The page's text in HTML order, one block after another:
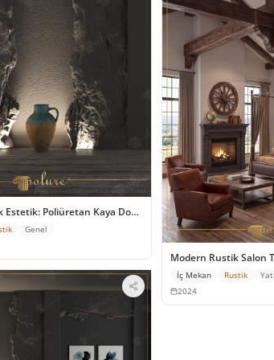
Estetik: Poliüretan Kaya Dokulu Duvar Tasarımı
Genel
Modern Rustik Salon
İç Mekan Rustik
2024